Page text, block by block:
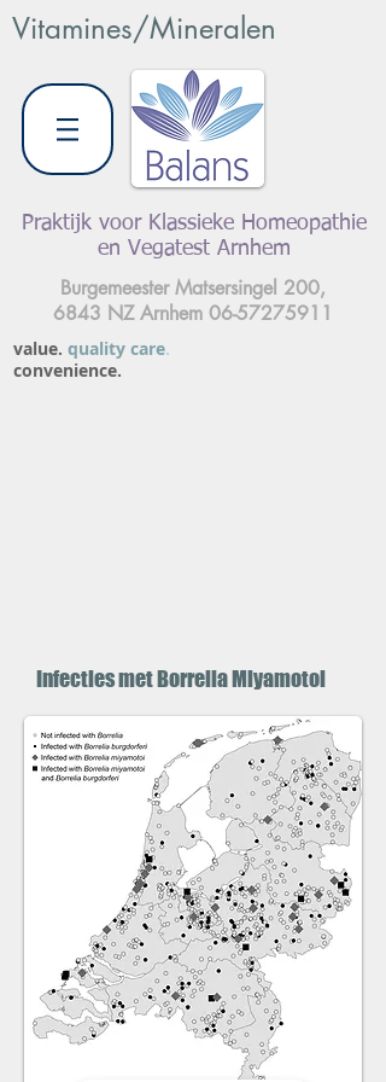
Vitamines/Mineralen
Burgemeester Matsersingel 200,
6843 NZ Arnhem 06-57275911
Praktijk voor Klassieke Homeopathie
en Vegatest Arnhem
value. quality care.
convenience.
Infecties met Borrelia Miyamotoi